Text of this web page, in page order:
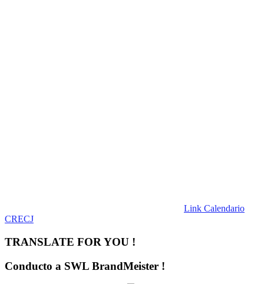
Link Calendario
CRECJ
TRANSLATE FOR YOU !
Conducto a SWL BrandMeister !